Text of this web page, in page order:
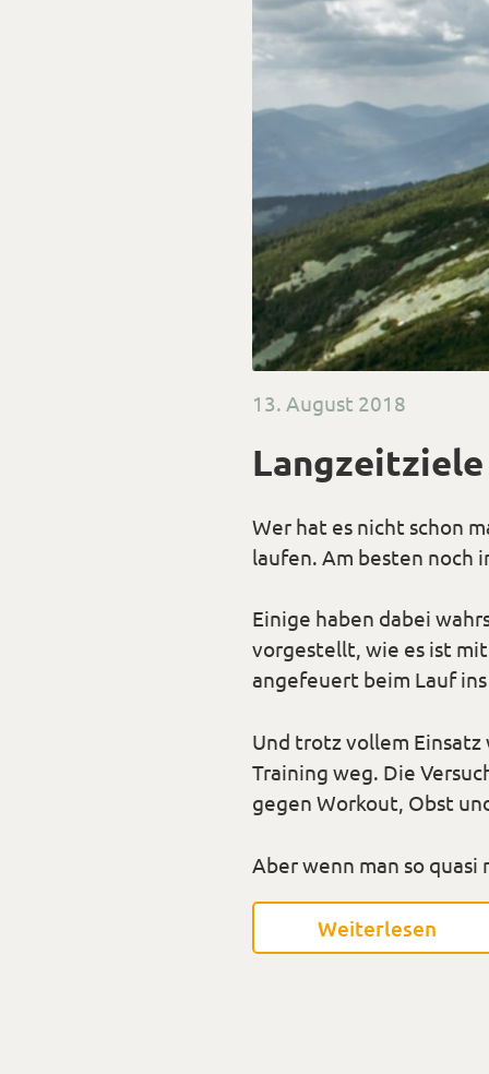
Veröffentlicht
13. August 2018
Langzeitziele
Wer hat es nicht schon
laufen. Am besten noch
Einige haben dabei
vorgestellt, wie es ist
angefeuert beim Lauf
Und trotz vollem
Training weg. Die
gegen Workout, Obst
Aber wenn man so
Weiterlesen